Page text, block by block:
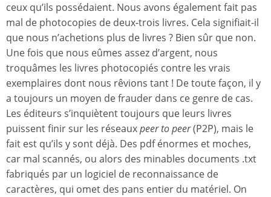
ceux qu’ils possédaient. Nous avons également fait pas
mal de photocopies de deux-trois livres. Cela signifiait-il
que nous n’achetions plus de livres ? Bien sûr que non.
Une fois que nous eûmes assez d’argent, nous
troquâmes les livres photocopiés contre les vrais
exemplaires dont nous rêvions tant ! De toute façon, il y
a toujours un moyen de frauder dans ce genre de cas.
Les éditeurs s’inquiètent toujours que leurs livres
puissent finir sur les réseauxpeer to peer(P2P), mais le
fait est qu’ils y sont déjà. Des pdf énormes et moches,
car mal scannés, ou alors des minables documents .txt
fabriqués par un logiciel de reconnaissance de
caractères, qui omet des pans entier du matériel. On